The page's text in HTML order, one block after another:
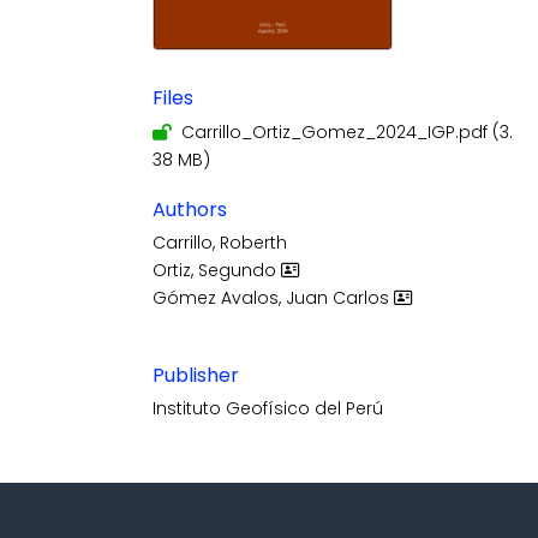
Files
Carrillo_Ortiz_Gomez_2024_IGP.pdf (3.
38 MB)
Authors
Carrillo, Roberth
Ortiz, Segundo
Gómez Avalos, Juan Carlos
Publisher
Instituto Geofísico del Perú